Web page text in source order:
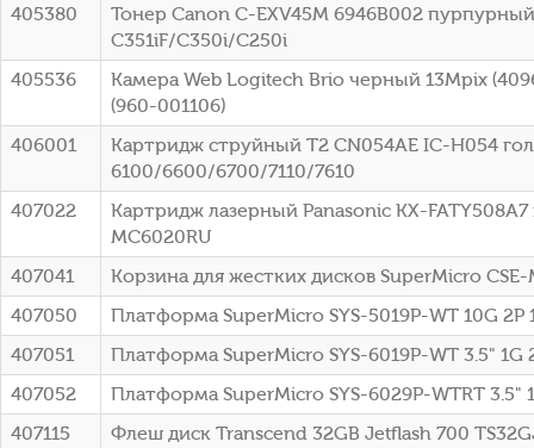
405380
Тонер Canon C-EXV45M 6946B002
С351iF/C350i/C250i
405536
Камера Web Logitech Brio черный 13Mpix
(960-001106)
406001
Картридж струйный T2 CN054AE IC-H054
6100/6600/6700/7110/7610
407022
Картридж лазерный Panasonic KX-
MC6020RU
407041
Корзина для жестких дисков SuperMicro CSE-
407050
Платформа SuperMicro SYS-5019P-WT 10G 2P
407051
Платформа SuperMicro SYS-6019P-WT 3.5" 1G
407052
Платформа SuperMicro SYS-6029P-WTRT 3.5"
407115
Флеш диск Transcend 32GB Jetflash 700